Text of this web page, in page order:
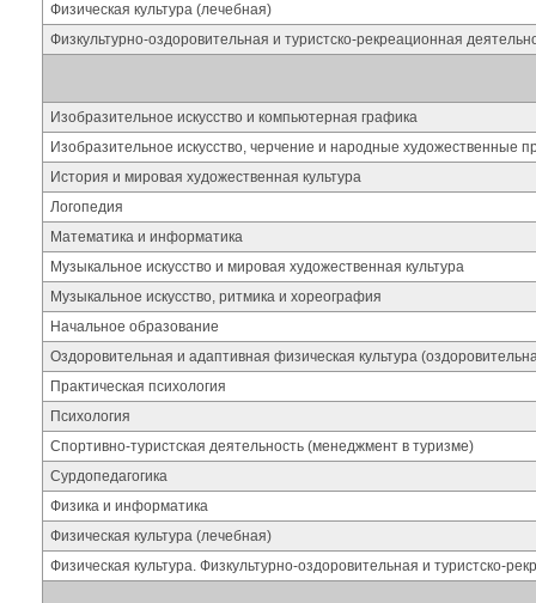
Физическая культура (лечебная)
Физкультурно-оздоровительная и туристско-рекреационная
Изобразительное искусство и компьютерная графика
Изобразительное искусство, черчение и народные художественные
История и мировая художественная культура
Логопедия
Математика и информатика
Музыкальное искусство и мировая художественная культура
Музыкальное искусство, ритмика и хореография
Начальное образование
Оздоровительная и адаптивная физическая культура
Практическая психология
Психология
Спортивно-туристская деятельность (менеджмент в туризме)
Сурдопедагогика
Физика и информатика
Физическая культура (лечебная)
Физическая культура. Физкультурно-оздоровительная и туристско-